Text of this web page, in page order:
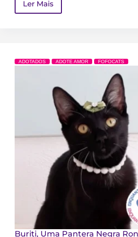
Ler Mais
ADOTADOS ADOTE AMOR FOFOCATS
Buriti, Uma Pantera Negra